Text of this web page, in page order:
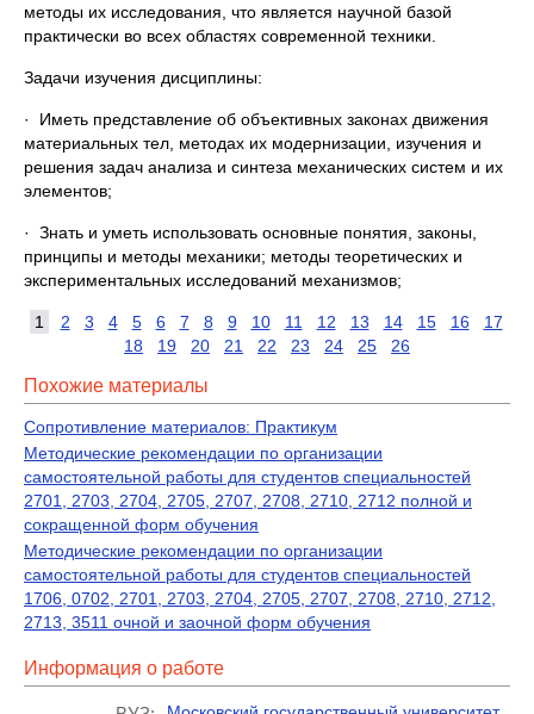
методы их исследования, что является научной базой
практически во всех областях современной техники.
Задачи изучения дисциплины:
· Иметь представление об объективных законах движения
материальных тел, методах их модернизации, изучения и
решения задач анализа и синтеза механических систем и их
элементов;
· Знать и уметь использовать основные понятия, законы,
принципы и методы механики; методы теоретических и
экспериментальных исследований механизмов;
1 2 3 4 5 6 7 8 9 10 11 12 13 14 15 16
17
18
19 20 21 22 23 24 25 26
Похожие материалы
Сопротивление материалов: Практикум
Методические рекомендации по организации
самостоятельной работы для студентов специальностей
2701, 2703, 2704, 2705, 2707, 2708, 2710, 2712 полной и
сокращенной форм обучения
Методические рекомендации по организации
самостоятельной работы для студентов специальностей
1706, 0702, 2701, 2703, 2704, 2705, 2707, 2708, 2710, 2712,
2713, 3511 очной и заочной форм обучения
Информация о работе